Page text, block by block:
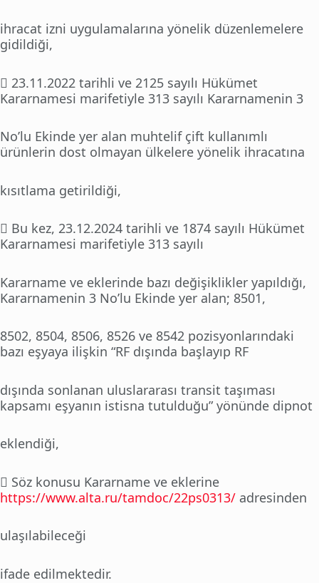
ihracat izni uygulamalarına yönelik düzenlemelere
gidildiği,
 23.11.2022 tarihli ve 2125 sayılı Hükümet
Kararnamesi marifetiyle 313 sayılı Kararnamenin 3
No’lu Ekinde yer alan muhtelif çift kullanımlı
ürünlerin dost olmayan ülkelere yönelik ihracatına
kısıtlama getirildiği,
 Bu kez, 23.12.2024 tarihli ve 1874 sayılı Hükümet
Kararnamesi marifetiyle 313 sayılı
Kararname ve eklerinde bazı değişiklikler yapıldığı,
Kararnamenin 3 No’lu Ekinde yer alan; 8501,
8502, 8504, 8506, 8526 ve 8542 pozisyonlarındaki
bazı eşyaya ilişkin “RF dışında başlayıp RF
dışında sonlanan uluslararası transit taşıması
kapsamı eşyanın istisna tutulduğu” yönünde dipnot
eklendiği,
 Söz konusu Kararname ve eklerine
https://www.alta.ru/tamdoc/22ps0313/ adresinden
ulaşılabileceği
ifade edilmektedir.